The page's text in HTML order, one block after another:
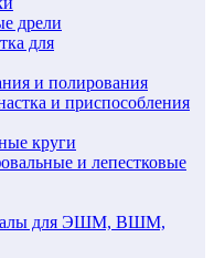
дрели
для
и полирования
и приспособления
круги
и лепестковые
для ЭШМ, ВШМ,